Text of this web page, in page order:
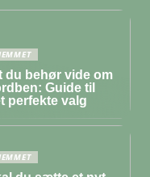
du behør vide om
Guide til
perfekte valg